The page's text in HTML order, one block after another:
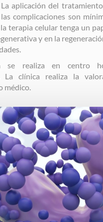
aplicación del
complicaciones son
terapia celular tenga un
y en la
se realiza en centro
La clínica realiza la
médico.